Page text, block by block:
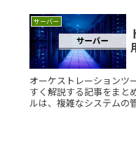
サーバー
オーケストレーションツ
すく解説する記事をまと
ルは、複雑なシステムの